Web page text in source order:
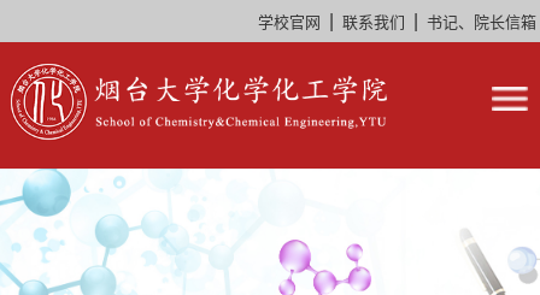
学校官网 联系我们 书记、院长信箱